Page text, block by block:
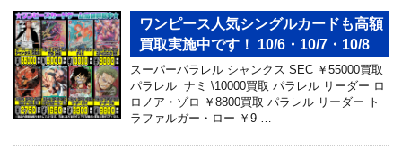
ワンピース人気シングルカードも高額
買取実施中です！ 10/6・10/7・10/8
スーパーパラレル シャンクス SEC ￥55000買取
パラレル ナミ \10000買取 パラレル リーダー ロ
ロノア・ゾロ ￥8800買取 パラレル リーダー ト
ラファルガー・ロー ￥9 …